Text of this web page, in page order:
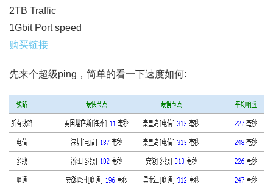
2TB Traffic
1Gbit Port speed
购买链接
先来个超级ping，简单的看一下速度如何: